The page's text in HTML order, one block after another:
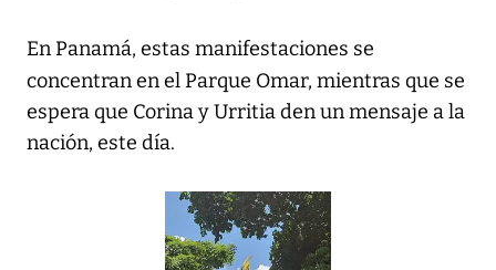
En Panamá, estas manifestaciones se
concentran en el Parque Omar, mientras que se
espera que Corina y Urritia den un mensaje a la
nación, este día.